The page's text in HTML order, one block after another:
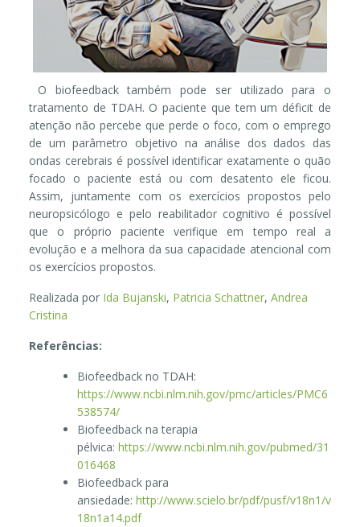
O biofeedback também pode ser utilizado para o
tratamento de TDAH. O paciente que tem um déficit de
atenção não percebe que perde o foco, com o emprego
de um parâmetro objetivo na análise dos dados das
ondas cerebrais é possível identificar exatamente o quão
focado o paciente está ou com desatento ele ficou.
Assim, juntamente com os exercícios propostos pelo
neuropsicólogo e pelo reabilitador cognitivo é possível
que o próprio paciente verifique em tempo real a
evolução e a melhora da sua capacidade atencional com
os exercícios propostos.
Realizada por Ida Bujanski, Patricia Schattner, Andrea
Cristina
Referências:
Biofeedback no TDAH:
https://www.ncbi.nlm.nih.gov/pmc/articles/PMC6
538574/
Biofeedback na terapia
pélvica: https://www.ncbi.nlm.nih.gov/pubmed/31
016468
Biofeedback para
ansiedade: http://www.scielo.br/pdf/pusf/v18n1/v
18n1a14.pdf